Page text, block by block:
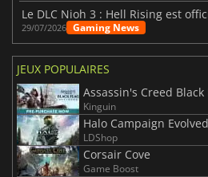
29/07/2026 Gaming News
JEUX POPULAIRES
Assassin's Creed Black
Kinguin
Halo Campaign Evolved
LDShop
Corsair Cove
Game Boost